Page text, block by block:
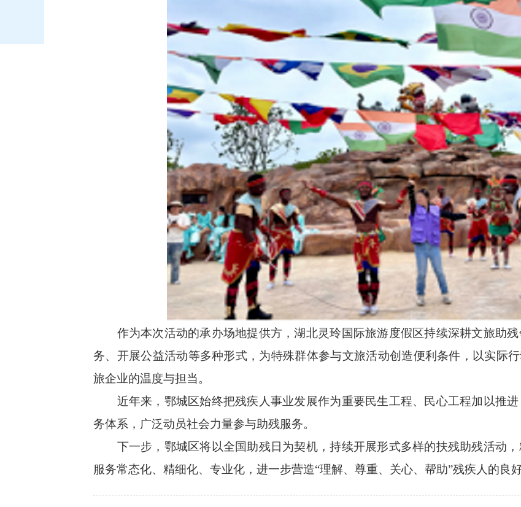
作为本次活动的承办场地提供方，湖北灵玲国际旅游度假区持续深耕文旅助
务、开展公益活动等多种形式，为特殊群体参与文旅活动创造便利条件，以实际
旅企业的温度与担当。
近年来，鄂城区始终把残疾人事业发展作为重要民生工程、民心工程加以推
务体系，广泛动员社会力量参与助残服务。
下一步，鄂城区将以全国助残日为契机，持续开展形式多样的扶残助残活动
服务常态化、精细化、专业化，进一步营造“理解、尊重、关心、帮助”残疾人的良